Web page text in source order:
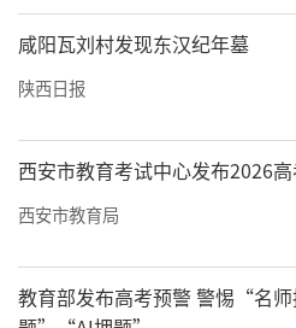
价位，你到哪问都一样
是一个老板。”
一位工作人员劝说道，
年前都便宜。”他表示，
价，因为今年5月1日开
收费，“听说到时会涨
高。”
咸阳瓦刘村发现东汉纪年墓
陕西日报
西安市教育考试中心发布2026
西安市教育局
教育部发布高考预警 警惕“名师